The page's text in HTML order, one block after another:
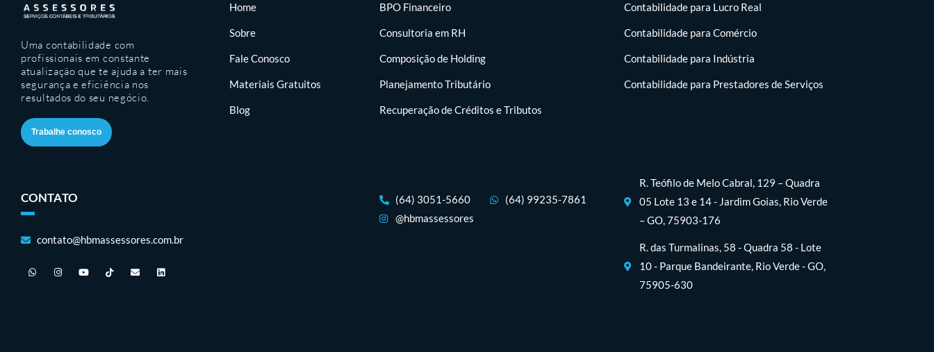
Uma contabilidade com
profissionais em constante
atualização que te ajuda a ter mais
segurança e eficiência nos
resultados do seu negócio.
Trabalhe conosco
CONTATO
contato@hbmassessores.com.br
Home
Sobre
Fale Conosco
Materiais Gratuitos
Blog
BPO Financeiro
Consultoria em RH
Composição de Holding
Planejamento Tributário
Recuperação de Créditos e Tributos
(64) 3051-5660
@hbmassessores
(64) 99235-7861
Contabilidade para Lucro Real
Contabilidade para Comércio
Contabilidade para Indústria
Contabilidade para Prestadores de Serviços
R. Teófilo de Melo Cabral, 129 – Quadra
05 Lote 13 e 14 - Jardim Goias, Rio Verde
– GO, 75903-176
R. das Turmalinas, 58 - Quadra 58 - Lote
10 - Parque Bandeirante, Rio Verde - GO,
75905-630